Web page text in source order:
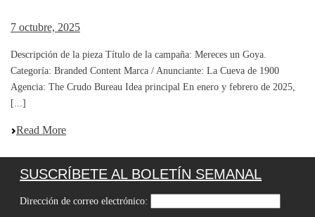
7 octubre, 2025
Descripción de la pieza Título de la campaña: Mereces un Goya.
Categoría: Branded Content Marca / Anunciante: La Cueva de 1900
Agencia: The Crudo Bureau Idea principal En enero y febrero de 2025,
[...]
Read More
SUSCRÍBETE AL BOLETÍN SEMANAL
Dirección de correo electrónico: